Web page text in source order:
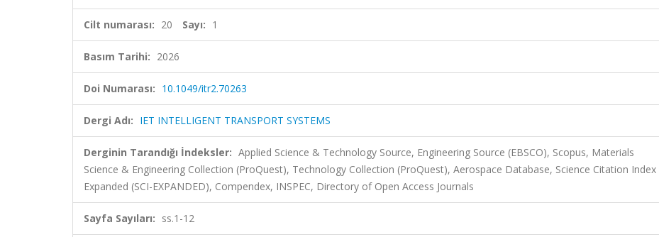
Cilt numarası: 20 Sayı: 1
Basım Tarihi: 2026
Doi Numarası: 10.1049/itr2.70263
Dergi Adı: IET INTELLIGENT TRANSPORT SYSTEMS
Derginin Tarandığı İndeksler: Applied Science & Technology Source, Engineering Source (EBSCO), Scopus, Materials
Science & Engineering Collection (ProQuest), Technology Collection (ProQuest), Aerospace Database, Science Citation Index
Expanded (SCI-EXPANDED), Compendex, INSPEC, Directory of Open Access Journals
Sayfa Sayıları: ss.1-12